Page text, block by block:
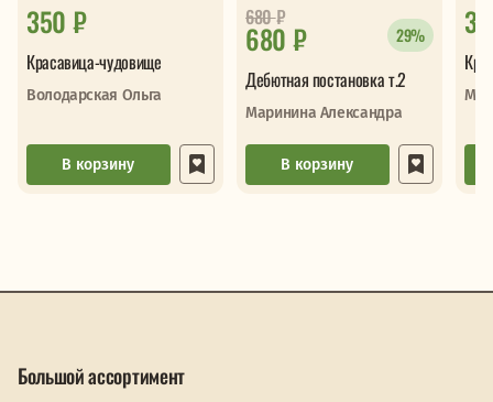
350 ₽
Красавица-чудовище
Володарская Ольга
В корзину
680 ₽
680₽
29%
Дебютная постановка т.2
Маринина Александра
В корзину
Большой ассортимент